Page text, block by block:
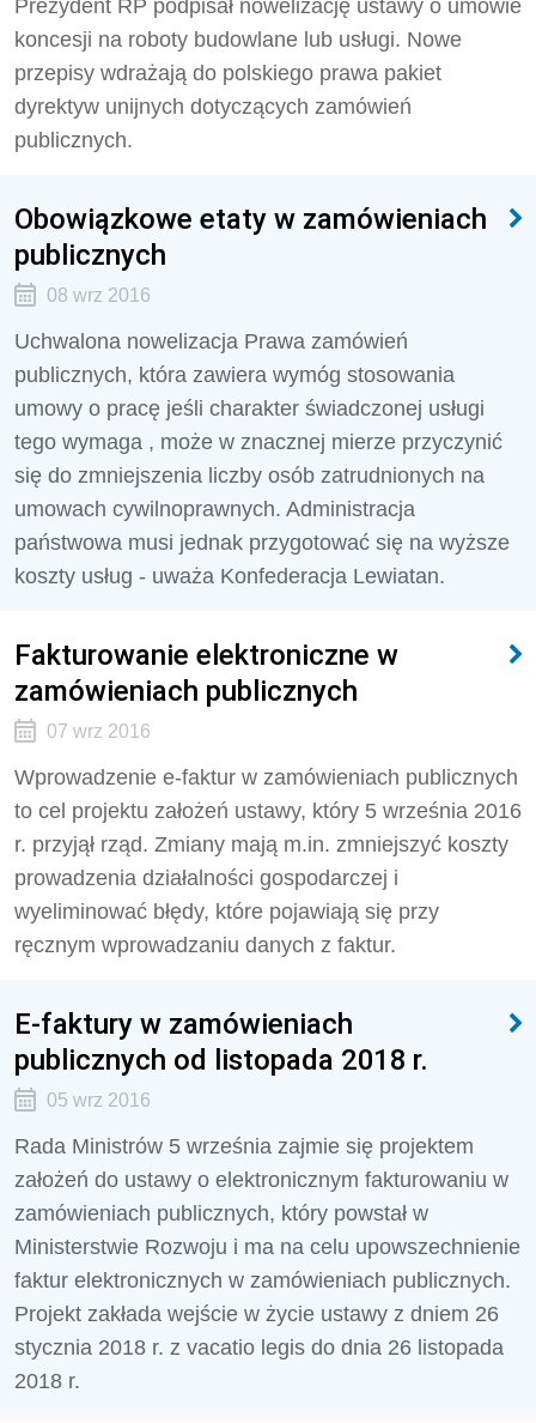
Prezydent RP podpisał nowelizację ustawy o umowie
koncesji na roboty budowlane lub usługi. Nowe
przepisy wdrażają do polskiego prawa pakiet
dyrektyw unijnych dotyczących zamówień
publicznych.
Obowiązkowe etaty w zamówieniach
publicznych
08 wrz 2016
Uchwalona nowelizacja Prawa zamówień
publicznych, która zawiera wymóg stosowania
umowy o pracę jeśli charakter świadczonej usługi
tego wymaga , może w znacznej mierze przyczynić
się do zmniejszenia liczby osób zatrudnionych na
umowach cywilnoprawnych. Administracja
państwowa musi jednak przygotować się na wyższe
koszty usług - uważa Konfederacja Lewiatan.
Fakturowanie elektroniczne w
zamówieniach publicznych
07 wrz 2016
Wprowadzenie e-faktur w zamówieniach publicznych
to cel projektu założeń ustawy, który 5 września 2016
r. przyjął rząd. Zmiany mają m.in. zmniejszyć koszty
prowadzenia działalności gospodarczej i
wyeliminować błędy, które pojawiają się przy
ręcznym wprowadzaniu danych z faktur.
E-faktury w zamówieniach
publicznych od listopada 2018 r.
05 wrz 2016
Rada Ministrów 5 września zajmie się projektem
założeń do ustawy o elektronicznym fakturowaniu w
zamówieniach publicznych, który powstał w
Ministerstwie Rozwoju i ma na celu upowszechnienie
faktur elektronicznych w zamówieniach publicznych.
Projekt zakłada wejście w życie ustawy z dniem 26
stycznia 2018 r. z vacatio legis do dnia 26 listopada
2018 r.